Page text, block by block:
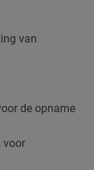
van
de opname
voor